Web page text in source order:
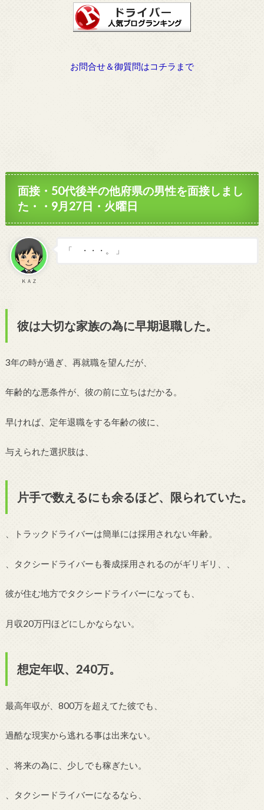
お問合せ＆御質問はコチラまで
面接・50代後半の他府県の男性を面接しまし
た・・9月27日・火曜日
ＫＡＺ
「 ・・・。 」
彼は大切な家族の為に早期退職した。
3年の時が過ぎ、再就職を望んだが、
年齢的な悪条件が、彼の前に立ちはだかる。
早ければ、定年退職をする年齢の彼に、
与えられた選択肢は、
片手で数えるにも余るほど、限られていた。
、トラックドライバーは簡単には採用されない年齢。
、タクシードライバーも養成採用されるのがギリギリ、、
彼が住む地方でタクシードライバーになっても、
月収20万円ほどにしかならない。
想定年収、240万。
最高年収が、800万を超えてた彼でも、
過酷な現実から逃れる事は出来ない。
、将来の為に、少しでも稼ぎたい。
、タクシードライバーになるなら、